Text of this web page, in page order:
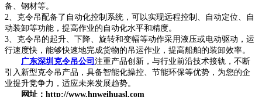
备、钢材等。
2、克令吊配备了自动化控制系统，可以实现远程控制、自动定位、自
动装卸等功能，提高作业的自动化水平和精度。
3、克令吊的起升、下降、旋转和变幅等动作采用液压或电动驱动，运
行速度快，能够快速地完成货物的吊运作业，提高船舶的装卸效率。
广东深圳克令吊公司 注重产品创新，与行业前沿技术接轨，不断
引入新型克令吊产品，具备智能化操控、节能环保等优势，为您的企
业提升竞争力，适应未来发展趋势。
网址：http://www.hnweihuasl.com